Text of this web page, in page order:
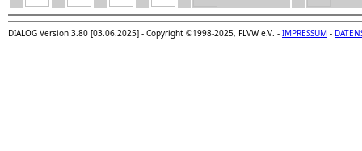
DIALOG Version 3.80 [03.06.2025] - Copyright ©1998-2025, FLVW e.V. - IMPRESSUM -